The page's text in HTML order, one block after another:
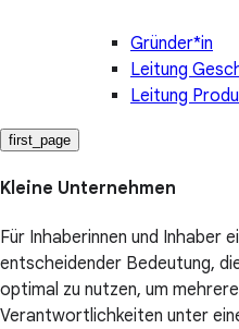
Gründer*in
Leitung
Leitung
first_page
Kleine Unternehmen
Für Inhaberinnen und Inhaber
entscheidender Bedeutung,
optimal zu nutzen, um
Verantwortlichkeiten unter